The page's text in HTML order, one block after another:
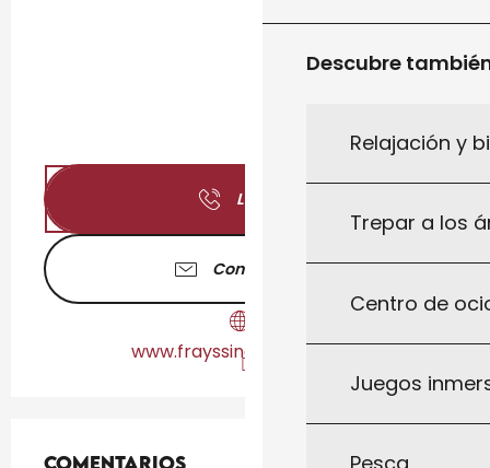
Descubre
Relajación y
Trepar a los
Centro de
Juegos
Llamar
Contáctenos
www.frayssinet-le-gelat.fr